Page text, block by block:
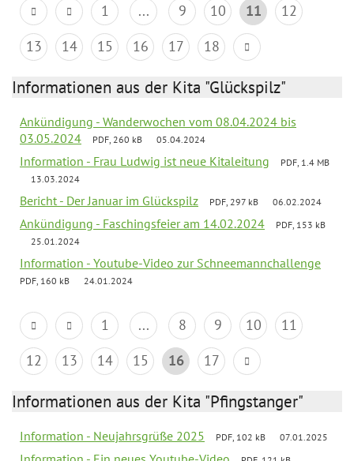
1 ... 9 10 11
12
13
14 15 16 17 18
Informationen aus der Kita "Glückspilz"
Ankündigung - Wanderwochen vom 08.04.2024 bis
03.05.2024
PDF, 260 kB 05.04.2024
Information - Frau Ludwig ist neue Kitaleitung
PDF, 1.4 MB
13.03.2024
Bericht - Der Januar im Glückspilz PDF, 297 kB 06.02.2024
Ankündigung - Faschingsfeier am 14.02.2024
PDF, 153 kB
25.01.2024
Information - Youtube-Video zur Schneemannchallenge
PDF, 160 kB 24.01.2024
1 ... 8 9 10
11
12
13 14 15 16 17
Informationen aus der Kita "Pfingstanger"
Information - Neujahrsgrüße 2025 PDF, 102 kB 07.01.2025